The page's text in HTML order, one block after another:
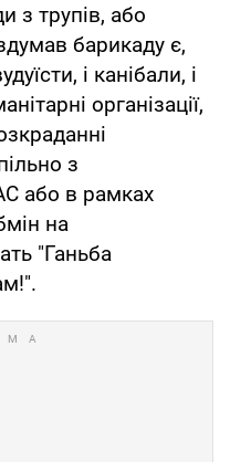
з трупів, або
барикаду є,
і канібали, і
організації,
з
або в рамках
на
"Ганьба